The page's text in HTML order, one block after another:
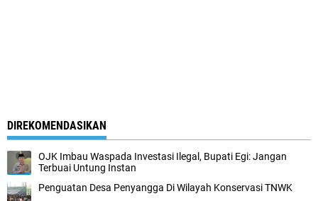
DIREKOMENDASIKAN
OJK Imbau Waspada Investasi Ilegal, Bupati Egi: Jangan
Terbuai Untung Instan
Penguatan Desa Penyangga Di Wilayah Konservasi TNWK